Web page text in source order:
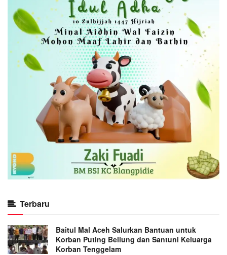
Terbaru
Baitul Mal Aceh Salurkan Bantuan untuk
Korban Puting Beliung dan Santuni Keluarga
Korban Tenggelam